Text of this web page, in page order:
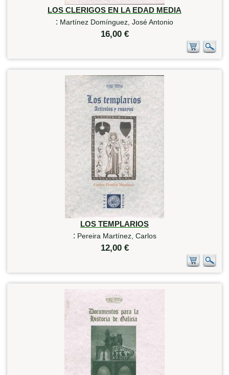
LOS CLERIGOS EN LA EDAD MEDIA
: Martínez Domínguez, José Antonio
16,00 €
LOS TEMPLARIOS
: Pereira Martínez, Carlos
12,00 €